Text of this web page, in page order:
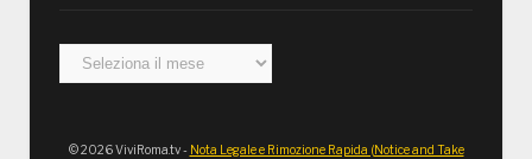
Archivi
© 2026 ViviRoma.tv - Nota Legale e Rimozione Rapida (Notice and Take